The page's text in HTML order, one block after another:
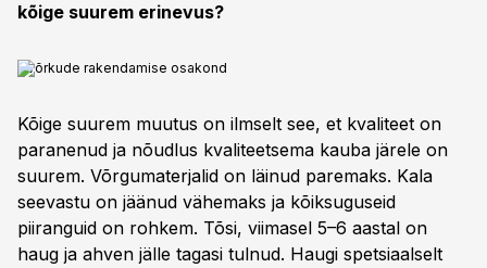
kõige suurem erinevus?
...võrkude rakendamise osakond
Kõige suurem muutus on ilmselt see, et kvaliteet on
paranenud ja nõudlus kvaliteetsema kauba järele on
suurem. Võrgumaterjalid on läinud paremaks. Kala
seevastu on jäänud vähemaks ja kõiksuguseid
piiranguid on rohkem. Tõsi, viimasel 5–6 aastal on
haug ja ahven jälle tagasi tulnud. Haugi spetsiaalselt